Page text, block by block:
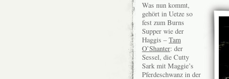
Was nun kommt,
gehört in Uetze so
fest zum Burns
Supper wie der
Haggis – Tam
O’Shanter: der
Sessel, die Cutty
Sark mit Maggie’s
Pferdeschwanz in der